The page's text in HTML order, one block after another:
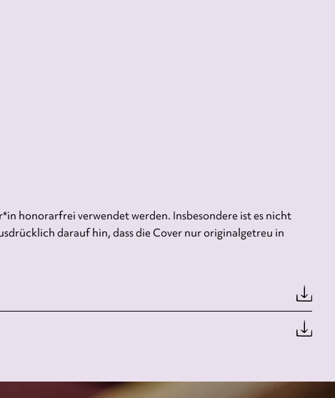
honorarfrei verwendet werden. Insbesondere ist es nicht
darauf hin, dass die Cover nur originalgetreu in